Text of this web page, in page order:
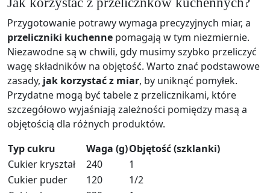
Przygotowanie potrawy wymaga precyzyjnych miar, a
przeliczniki kuchenne pomagają w tym niezmiernie.
Niezawodne są w chwili, gdy musimy szybko przeliczyć
wagę składników na objętość. Warto znać podstawowe
zasady, jak korzystać z miar, by uniknąć pomyłek.
Przydatne mogą być tabele z przelicznikami, które
szczegółowo wyjaśniają zależności pomiędzy masą a
objętością dla różnych produktów.
Typ cukru
Waga (g)Objętość (szklanki)
Cukier kryształ
240
1
Cukier puder
120
1/2